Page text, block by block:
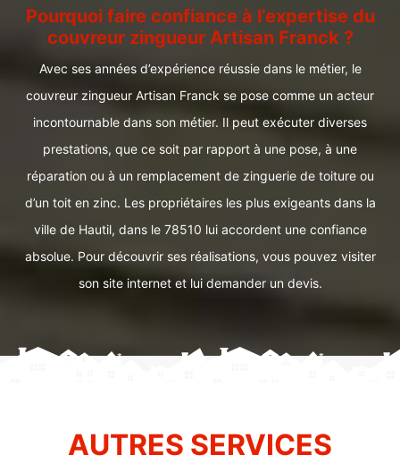
Pourquoi faire confiance à l’expertise du
couvreur zingueur Artisan Franck ?
Avec ses années d’expérience réussie dans le métier, le
couvreur zingueur Artisan Franck se pose comme un acteur
incontournable dans son métier. Il peut exécuter diverses
prestations, que ce soit par rapport à une pose, à une
réparation ou à un remplacement de zinguerie de toiture ou
d’un toit en zinc. Les propriétaires les plus exigeants dans la
ville de Hautil, dans le 78510 lui accordent une confiance
absolue. Pour découvrir ses réalisations, vous pouvez visiter
son site internet et lui demander un devis.
AUTRES SERVICES